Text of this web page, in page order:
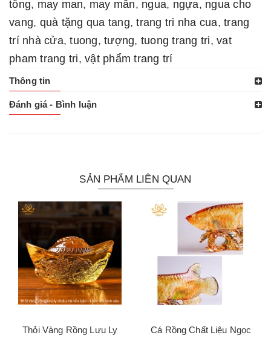
tông, may man, may mắn, ngua, ngựa, ngua cho
vang, quà tặng qua tang,trang tri nha cua, trang
trí nhà cửa,tuong, tượng, tuong trang tri, vat
pham trang tri, vật phẩm trang trí
Thông tin
Đánh giá - Bình luận
SẢN PHẨM LIÊN QUAN
Thỏi Vàng Rồng Lưu Ly
Cá Rồng Chất Liệu Ngọc